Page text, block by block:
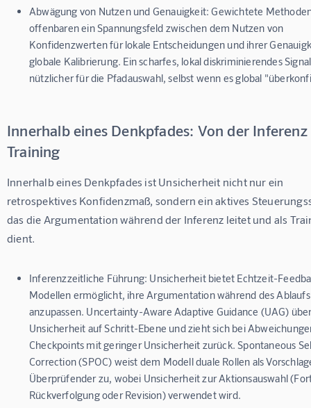
Abwägung von Nutzen und Genauigkeit: Gewichtete
offenbaren ein Spannungsfeld zwischen dem Nutzen von
Konfidenzwerten für lokale Entscheidungen und ihrer
globale Kalibrierung. Ein scharfes, lokal diskriminierendes
nützlicher für die Pfadauswahl, selbst wenn es global
Innerhalb eines Denkpfades: Von der
Training
Innerhalb eines Denkpfades ist Unsicherheit nicht nur ein
retrospektives Konfidenzmaß, sondern ein aktives
das die Argumentation während der Inferenz leitet und als
dient.
Inferenzzeitliche Führung: Unsicherheit bietet Echtzeit-
Modellen ermöglicht, ihre Argumentation während des Ablaufs
anzupassen. Uncertainty-Aware Adaptive Guidance (UAG)
Unsicherheit auf Schritt-Ebene und zieht sich bei
Checkpoints mit geringer Unsicherheit zurück. Spontaneous
Correction (SPOC) weist dem Modell duale Rollen als
Überprüfender zu, wobei Unsicherheit zur Aktionsauswahl
Rückverfolgung oder Revision) verwendet wird.